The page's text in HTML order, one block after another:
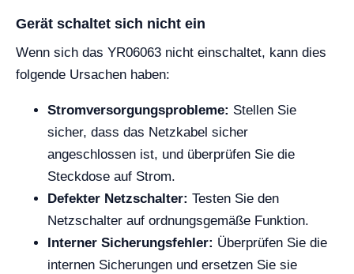
Gerät schaltet sich nicht ein
Wenn sich das YR06063 nicht einschaltet, kann dies
folgende Ursachen haben:
Stromversorgungsprobleme: Stellen Sie
sicher, dass das Netzkabel sicher
angeschlossen ist, und überprüfen Sie die
Steckdose auf Strom.
Defekter Netzschalter: Testen Sie den
Netzschalter auf ordnungsgemäße Funktion.
Interner Sicherungsfehler: Überprüfen Sie die
internen Sicherungen und ersetzen Sie sie